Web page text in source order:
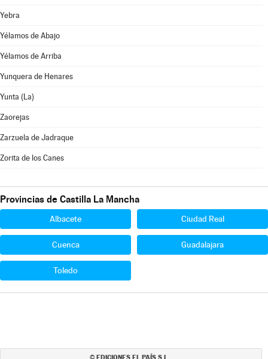
Yebra
Yélamos de Abajo
Yélamos de Arriba
Yunquera de Henares
Yunta (La)
Zaorejas
Zarzuela de Jadraque
Zorita de los Canes
Provincias de Castilla La Mancha
Albacete Ciudad Real
Cuenca Guadalajara
Toledo
EDICIONES EL PAÍS S.L.